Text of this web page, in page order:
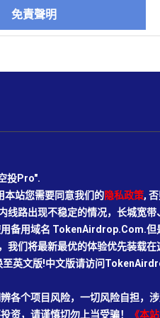
聲明
投Pro".
站您需要同意我们的隐私政策,
线路出现不稳定的情况，长城宽带
备用域名 TokenAirdrop.Com.但
们将最新最优的体验优先装载在
英文版!中文版请访问
各个项目风险，一切风险自担，
资，请谨慎切勿上当受骗！
《本